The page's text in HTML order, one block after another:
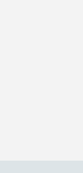
zu
Welche
SWM so